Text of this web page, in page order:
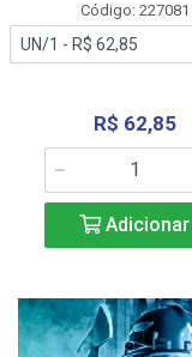
Código: 227081
R$ 62,85
Adicionar